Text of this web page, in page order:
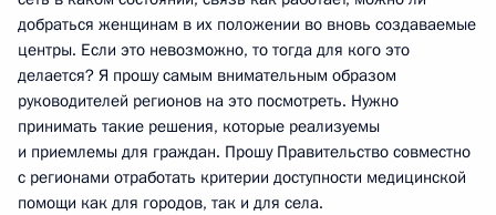
добраться женщинам в их положении во вновь создаваемые
центры. Если это невозможно, то тогда для кого это
делается? Я прошу самым внимательным образом
руководителей регионов на это посмотреть. Нужно
принимать такие решения, которые реализуемы
и приемлемы для граждан. Прошу Правительство совместно
с регионами отработать критерии доступности медицинской
помощи как для городов, так и для села.